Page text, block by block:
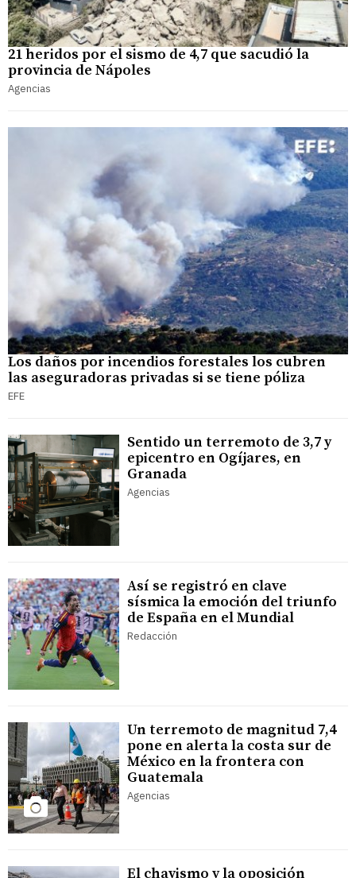
21 heridos por el sismo de 4,7 que sacudió la
provincia de Nápoles
Agencias
Los daños por incendios forestales los cubren
las aseguradoras privadas si se tiene póliza
EFE
Sentido un terremoto de 3,7 y
epicentro en Ogíjares, en
Granada
Agencias
Así se registró en clave
sísmica la emoción del triunfo
de España en el Mundial
Redacción
Un terremoto de magnitud 7,4
pone en alerta la costa sur de
México en la frontera con
Guatemala
Agencias
El chavismo y la oposición